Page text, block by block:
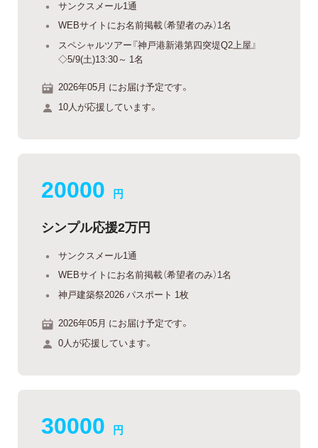
サンクスメール1通
WEBサイトにお名前掲載（希望者のみ）1名
スペシャルツアー『神戸港新港第四突堤Q2上屋』
◇5/9(土)13:30～ 1名
2026年05月 にお届け予定です。
10人が応援しています。
20000 円
シンプル応援2万円
サンクスメール1通
WEBサイトにお名前掲載（希望者のみ）1名
神戸建築祭2026 パスポート 1枚
2026年05月 にお届け予定です。
0人が応援しています。
30000 円